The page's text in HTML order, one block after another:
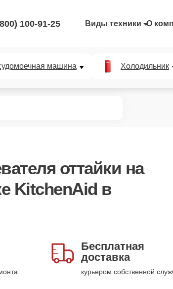
100-91-25 Виды техники О
машина Холодильник
оттайки на
KitchenAid в
Бесплатная
доставка
курьером собственной